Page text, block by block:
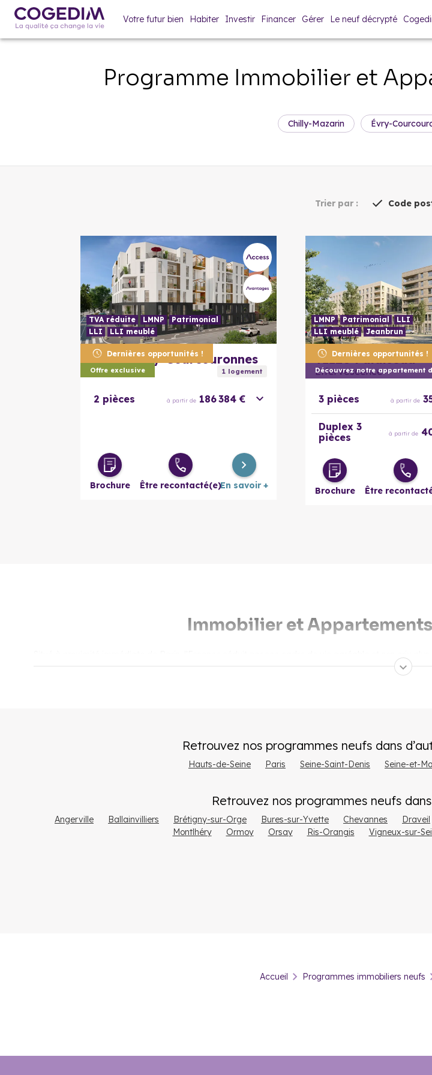
Votre futur bien Habiter Investir Financer Gérer Le neuf décrypté
Programme Immobilier et
Chilly-Mazarin Évry-
Trier par : Code
Dernières opportunités !
Offre exclusive
TVA réduite LMNP
Patrimonial
LLI
LLI meublé
En savoir plus
91000 Évry-Courcouronnes
Design 1logement
2 pièces à partir de 186 384 €
Brochure Être recontacté(e)En savoir +
Dernières opportunités !
LMNP Patrimonial
LLI
LLI meublé
Jeanbrun
91120 Palaiseau
Effervescence
3 pièces à partir de
Duplex 3
pièces
à partir de
Brochure Être
Immobilier et Appartements
potentiel de valorisation grâce au projet du Grand Paris Express. COGEDIM propose plusieurs
département verdoyantoffrant un cadre de vie calme tout en restant proche
bus, proximité de l’aéroport d’Orly et plusieurs dessertes de la future ligne 18 du projet du Grand
deux pôles économiques majeurs
(la zone de Courtaboeuf et le
(Université Paris-Saclay, Polytechnique...). Ce dynamisme
qu'en locatif.
Retrouvez nos programmes neufs dans
Hauts-de-Seine Paris Seine-Saint-Denis Seine-et-
Retrouvez nos programmes neufs
Angerville Ballainvilliers Brétigny-sur-Orge Bures-sur-Yvette Chevannes Draveil
Montlhéry
Ormoy Orsay Ris-Orangis Vigneux-sur-
Accueil Programmes immobiliers neufs